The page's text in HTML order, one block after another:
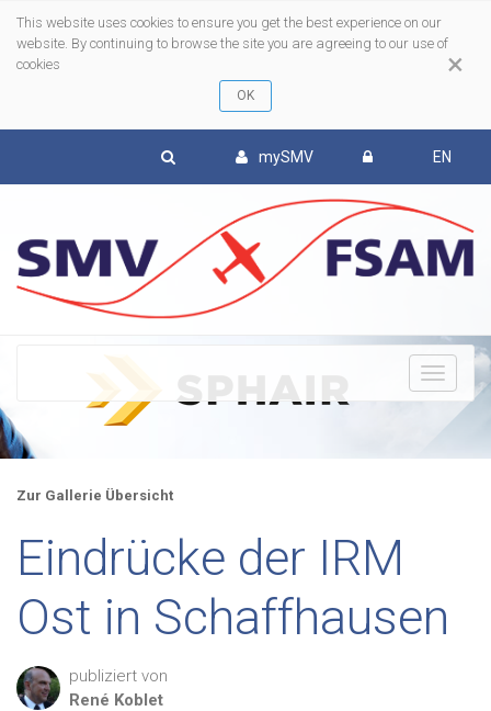
×
This website uses cookies to ensure you get the best experience on our
website. By continuing to browse the site you are agreeing to our use of
cookies
mySMV EN
Zur Gallerie Übersicht
Eindrücke der IRM
Ost in Schaffhausen
publiziert von
René Koblet